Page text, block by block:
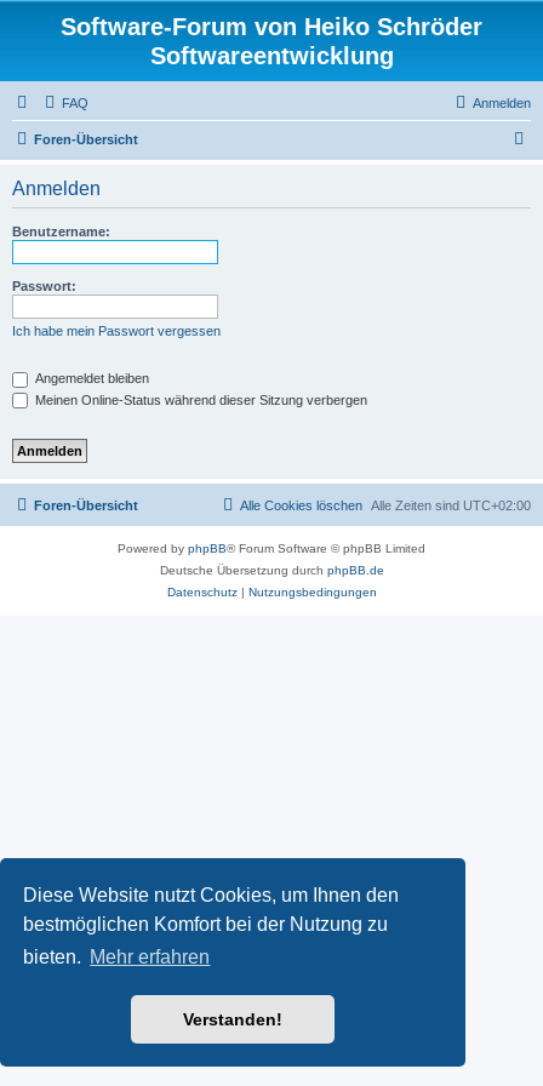
Diese Website nutzt Cookies, um Ihnen den
bestmöglichen Komfort bei der Nutzung zu
bieten. Mehr erfahren
Verstanden!
Software-Forum von Heiko Schröder
Softwareentwicklung
FAQ Anmelden
Foren-Übersicht
Anmelden
Benutzername:
Passwort:
Ich habe mein Passwort vergessen
Angemeldet bleiben
Meinen Online-Status während dieser Sitzung verbergen
Foren-Übersicht Alle Zeiten sind UTC+02:00
Alle Cookies löschen
Powered by phpBB® Forum Software © phpBB Limited
Deutsche Übersetzung durch phpBB.de
Datenschutz| Nutzungsbedingungen